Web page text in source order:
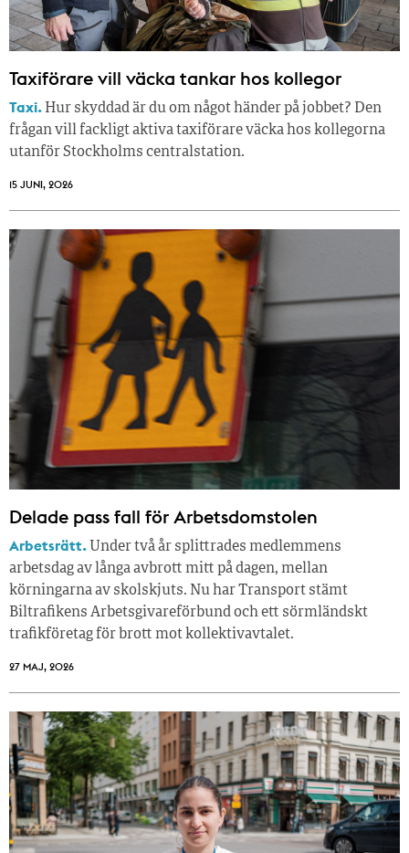
Taxiförare vill väcka tankar hos kollegor
Taxi. Hur skyddad är du om något händer på jobbet? Den
frågan vill fackligt aktiva taxiförare väcka hos kollegorna
utanför Stockholms centralstation.
15 JUNI, 2026
Delade pass fall för Arbetsdomstolen
Arbetsrätt. Under två år splittrades medlemmens
arbetsdag av långa avbrott mitt på dagen, mellan
körningarna av skolskjuts. Nu har Transport stämt
Biltrafikens Arbetsgivareförbund och ett sörmländskt
trafikföretag för brott mot kollektivavtalet.
27 MAJ, 2026